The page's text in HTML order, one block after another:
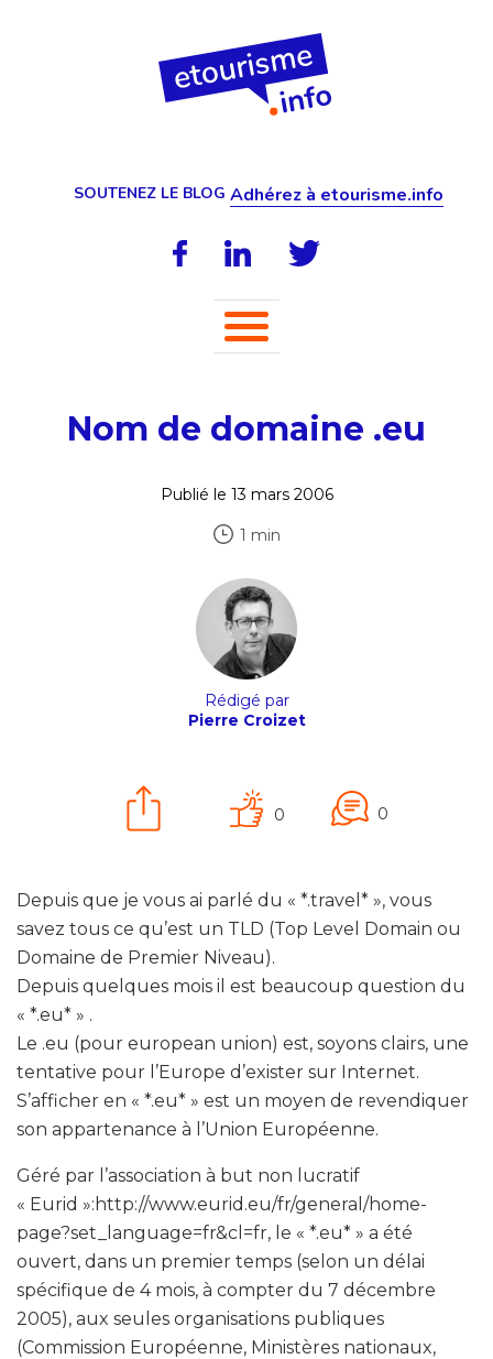
SOUTENEZ LE BLOG Adhérez à etourisme.info
Nom de domaine .eu
Publié le 13 mars 2006
1 min
Rédigé par
Pierre Croizet
0 0
Depuis que je vous ai parlé du « *.travel* », vous
savez tous ce qu’est un TLD (Top Level Domain ou
Domaine de Premier Niveau).
Depuis quelques mois il est beaucoup question du
« *.eu* » .
Le .eu (pour european union) est, soyons clairs, une
tentative pour l’Europe d’exister sur Internet.
S’afficher en « *.eu* » est un moyen de revendiquer
son appartenance à l’Union Européenne.
Géré par l’association à but non lucratif
« Eurid »:http://www.eurid.eu/fr/general/home-
page?set_language=fr&cl=fr, le « *.eu* » a été
ouvert, dans un premier temps (selon un délai
spécifique de 4 mois, à compter du 7 décembre
2005), aux seules organisations publiques
(Commission Européenne, Ministères nationaux,